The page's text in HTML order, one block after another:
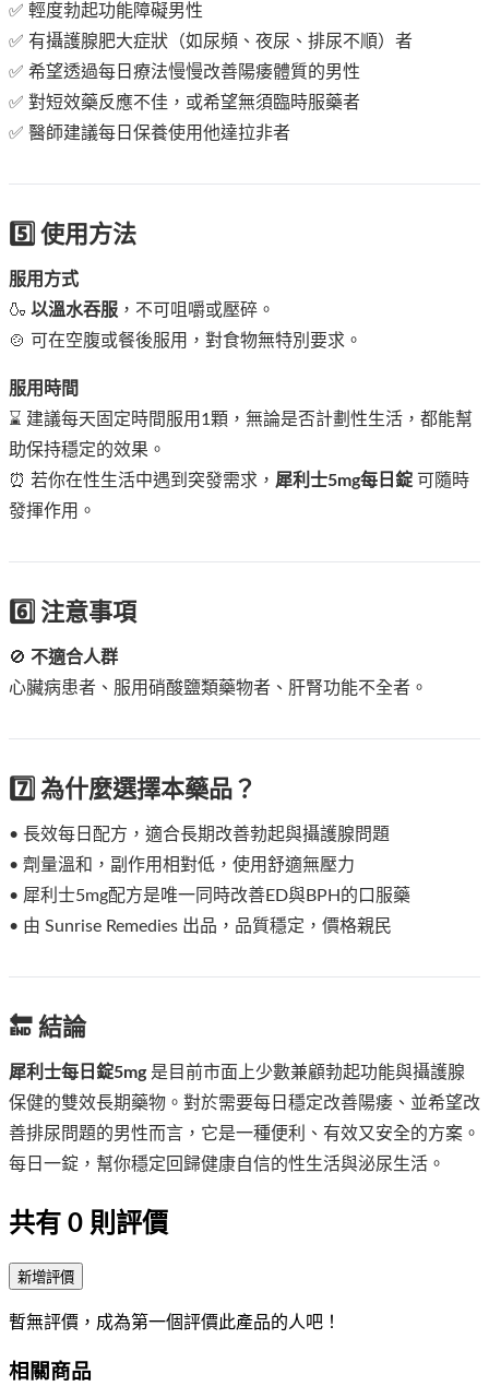
✅ 輕度勃起功能障礙男性
✅ 有攝護腺肥大症狀（如尿頻、夜尿、排尿不順）者
✅ 希望透過每日療法慢慢改善陽痿體質的男性
✅ 對短效藥反應不佳，或希望無須臨時服藥者
✅ 醫師建議每日保養使用他達拉非者
5️⃣ 使用方法
服用方式
🍶 以溫水吞服 ，不可咀嚼或壓碎。
🍲 可在空腹或餐後服用，對食物無特別要求。
服用時間
⌛ 建議每天固定時間服用1顆，無論是否計劃性生活，都能幫
助保持穩定的效果。
⏰ 若你在性生活中遇到突發需求， 犀利士5mg每日錠 可隨時
發揮作用。
6️⃣ 注意事項
🚫 不適合人群
心臟病患者、服用硝酸鹽類藥物者、肝腎功能不全者。
7️⃣ 為什麼選擇本藥品？
• 長效每日配方，適合長期改善勃起與攝護腺問題
• 劑量溫和，副作用相對低，使用舒適無壓力
• 犀利士5mg配方是唯一同時改善ED與BPH的口服藥
• 由 Sunrise Remedies 出品，品質穩定，價格親民
🔚 結論
犀利士每日錠5mg是目前市面上少數兼顧勃起功能與攝護腺
保健的雙效長期藥物。對於需要每日穩定改善陽痿、並希望改
善排尿問題的男性而言，它是一種便利、有效又安全的方案。
每日一錠，幫你穩定回歸健康自信的性生活與泌尿生活。
共有 0 則評價
新增評價
暫無評價，成為第一個評價此產品的人吧！
相關商品